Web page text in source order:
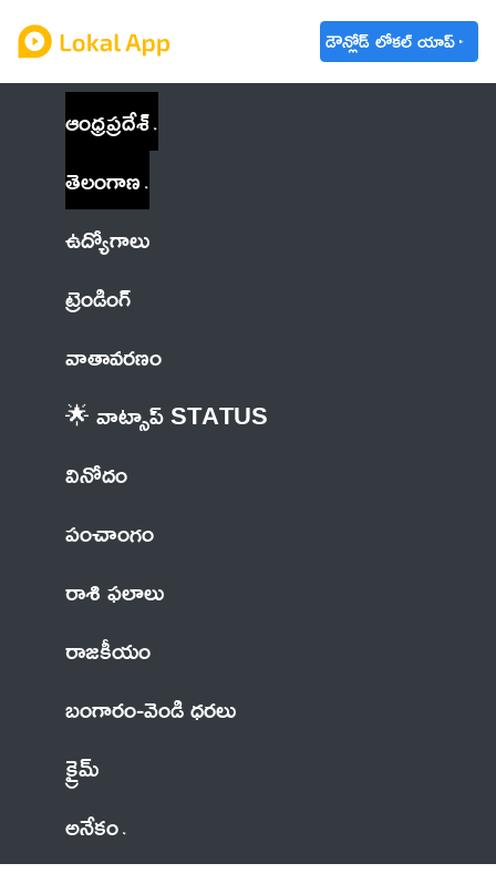
డౌన్లోడ్ లోకల్ యాప్
ఆంధ్రప్రదేశ్
తెలంగాణ
ఉద్యోగాలు
ట్రెండింగ్
వాతావరణం
🌟 వాట్సాప్ STATUS
వినోదం
పంచాంగం
రాశి ఫలాలు
రాజకీయం
బంగారం-వెండి ధరలు
క్రైమ్
అనేకం